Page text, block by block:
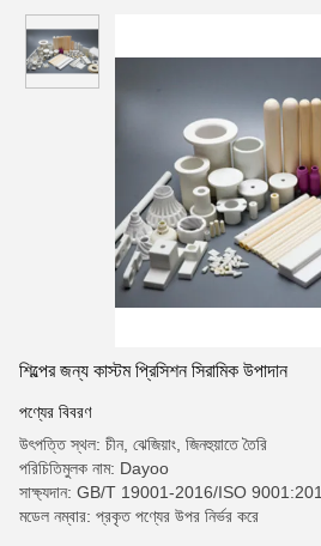
শিল্পের জন্য কাস্টম প্রিসিশন সিরামিক উপাদান
পণ্যের বিবরণ
উৎপত্তি স্থল: চীন, ঝেজিয়াং, জিনহুয়াতে তৈরি
পরিচিতিমুলক নাম: Dayoo
সাক্ষ্যদান: GB/T 19001-2016/ISO
মডেল নম্বার: প্রকৃত পণ্যের উপর নির্ভর করে